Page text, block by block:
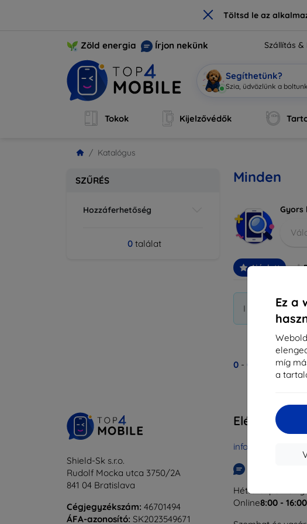
× Töltsd le az
Ez a
míg
a
Zöld energia Írjon nekünk Szállítás &
Segíthetünk?
Szia, üdvözlünk a |
Tokok Kijelzővédők
Katalógus
SZŰRÉS
Hozzáferhetőség
0 találat
Minden
Gyors
Ajánlott
I did not find
0 - 0 Összes
Shield-Sk s.r.o.
Rudolf Mocka utca 3750/2A
841 04 Bratislava
Cégjegyzékszám: 46701494
ÁFA-azonosító: SK2023549671
Elérhetőség
Hétfőtől péntekig:
Online8:00 - 16:00